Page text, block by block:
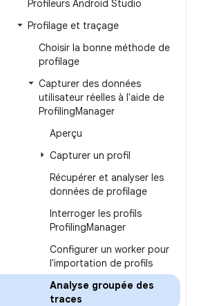
Profileurs Android Studio
Profilage et traçage
Choisir la bonne méthode de
profilage
Capturer des données
utilisateur réelles à l'aide de
ProfilingManager
Aperçu
Capturer un profil
Récupérer et analyser les
données de profilage
Interroger les profils
ProfilingManager
Configurer un worker pour
l'importation de profils
Analyse groupée des
traces